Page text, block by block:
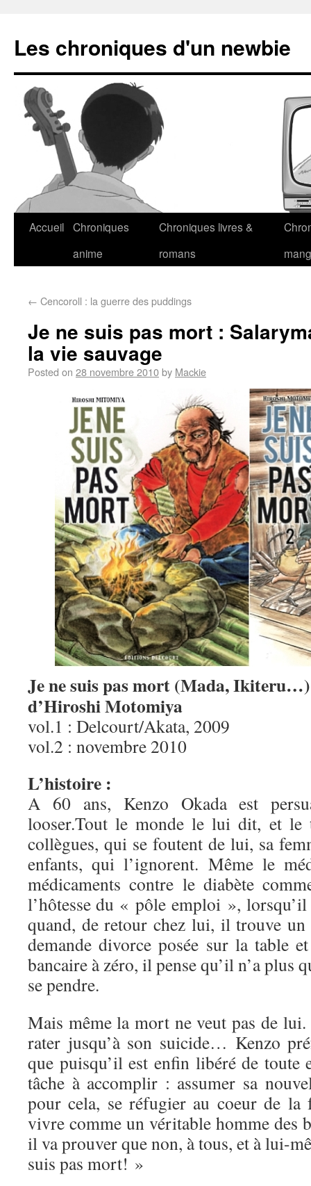
Les chroniques d'un newbie
Accueil Chroniques
anime
Chroniques livres &
romans
← Cencoroll : la guerre des puddings
Je ne suis pas mort :
la vie sauvage
Posted on 28 novembre 2010by Mackie
Je ne suis pas mort (Mada, Ikiteru…)
d’Hiroshi Motomiya
vol.1 : Delcourt/Akata, 2009
vol.2 : novembre 2010
L’histoire :
A 60 ans, Kenzo Okada est
looser.Tout le monde le lui dit, et le
collègues, qui se foutent de lui, sa
enfants, qui l’ignorent. Même le
médicaments contre le diabète
l’hôtesse du « pôle emploi »,
quand, de retour chez lui, il trouve un
demande divorce posée sur la table
bancaire à zéro, il pense qu’il n’a plus
se pendre.
Mais même la mort ne veut pas de
rater jusqu’à son suicide… Kenzo
que puisqu’il est enfin libéré de toute
tâche à accomplir : assumer sa
pour cela, se réfugier au coeur de la
vivre comme un véritable homme des
il va prouver que non, à tous, et à lui-
suis pas mort! »